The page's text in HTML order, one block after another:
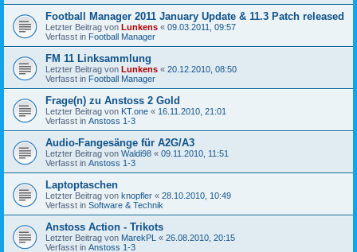
Football Manager 2011 January Update & 11.3 Patch released
Letzter Beitrag von Lunkens « 09.03.2011, 09:57
Verfasst in Football Manager
FM 11 Linksammlung
Letzter Beitrag von Lunkens « 20.12.2010, 08:50
Verfasst in Football Manager
Frage(n) zu Anstoss 2 Gold
Letzter Beitrag von KT.one « 16.11.2010, 21:01
Verfasst in Anstoss 1-3
Audio-Fangesänge für A2G/A3
Letzter Beitrag von Waldi98 « 09.11.2010, 11:51
Verfasst in Anstoss 1-3
Laptoptaschen
Letzter Beitrag von knopfler « 28.10.2010, 10:49
Verfasst in Software & Technik
Anstoss Action - Trikots
Letzter Beitrag von MarekPL « 26.08.2010, 20:15
Verfasst in Anstoss 1-3